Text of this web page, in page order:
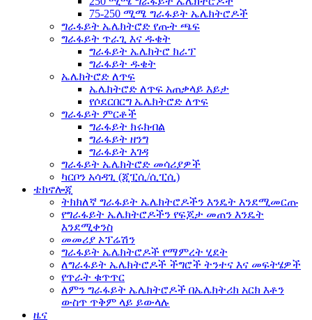
75-250 ሚሜ ግራፋይት ኤሌክትሮዶች
ግራፋይት ኤሌክትሮድ የጡት ጫፍ
ግራፋይት ጥራጊ እና ዱቄት
ግራፋይት ኤሌክትሮ ክራፕ
ግራፋይት ዱቄት
ኤሌክትሮድ ለጥፍ
ኤሌክትሮድ ለጥፍ አጠቃላይ እይታ
የሶደርበርግ ኤሌክትሮድ ለጥፍ
ግራፋይት ምርቶች
ግራፋይት ክሩክብል
ግራፋይት ዘንግ
ግራፋይት እገዳ
ግራፋይት ኤሌክትሮድ መሳሪያዎች
ካርቦን አሳዳጊ (ጂፒሲ/ሲፒሲ)
ቴክኖሎጂ
ትክክለኛ ግራፋይት ኤሌክትሮዶችን እንዴት እንደሚመርጡ
የግራፋይት ኤሌክትሮዶችን የፍጆታ መጠን እንዴት
እንደሚቀንስ
መመሪያ ኦፕሬሽን
ግራፋይት ኤሌክትሮዶች የማምረት ሂደት
ለግራፋይት ኤሌክትሮዶች ችግሮች ትንተና እና መፍትሄዎች
የጥራት ቁጥጥር
ለምን ግራፋይት ኤሌክትሮዶች በኤሌክትሪክ አርክ እቶን
ውስጥ ጥቅም ላይ ይውላሉ
ዜና